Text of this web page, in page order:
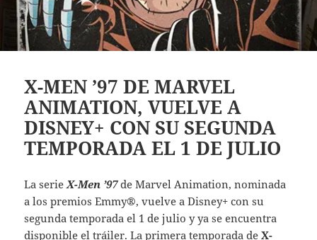
X-MEN ’97 DE MARVEL
ANIMATION, VUELVE A
DISNEY+ CON SU SEGUNDA
TEMPORADA EL 1 DE JULIO
La serieX-Men ’97de Marvel Animation, nominada
a los premios Emmy®, vuelve a Disney+ con su
segunda temporada el 1 de julio y ya se encuentra
disponible el tráiler. La primera temporada deX-